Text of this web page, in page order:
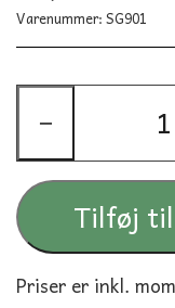
Varenummer: SG901
−
Tilføj
Priser er inkl.